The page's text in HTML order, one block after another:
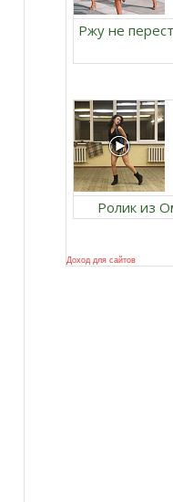
Ржу не
Ролик из
Доход для сайтов